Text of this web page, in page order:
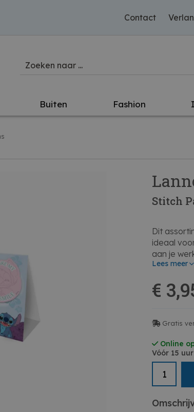
Contact
Buiten Fashion
Stitch
Dit
ideaal
aan je
• Ideaal
• Handig
Lees meer
€
Gratis
Online
Vóór 15